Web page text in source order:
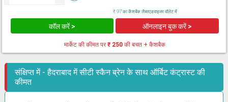
₹ 97 का कैशबैक लैब्सएडवाइजर वॉलेट में
कॉल करें > ऑनलाइन बुक करें >
मार्केट की कीमत पर₹ 250की बचत + कैशबैक
संक्षिप्त में - हैदराबाद में सीटी स्कैन ब्रेन के साथ ऑर्बिट कंट्रास्ट की
कीमत